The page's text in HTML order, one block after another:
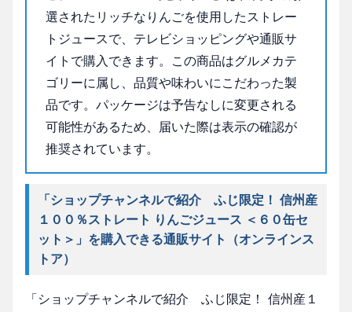
選されたリッチなりんごを使用したストレー
トジュースで、テレビショッピングや通販サ
イトで購入できます。この商品はグルメカテ
ゴリーに属し、品質や味わいにこだわった製
品です。パッケージは予告なしに変更される
可能性があるため、届いた際は表示の確認が
推奨されています。
「ショップチャンネルで紹介 ふじ限定！ 信州産
１００％ストレート りんごジュース ＜６０缶セ
ット＞」を購入できる通販サイト（オンラインス
トア）
「ショップチャンネルで紹介 ふじ限定！ 信州産１